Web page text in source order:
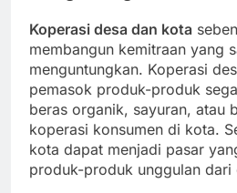
Koperasi desa dan kota
membangun kemitraan yang
menguntungkan. Koperasi
pemasok produk-produk
beras organik, sayuran, atau
koperasi konsumen di kota.
kota dapat menjadi pasar
produk-produk unggulan dari